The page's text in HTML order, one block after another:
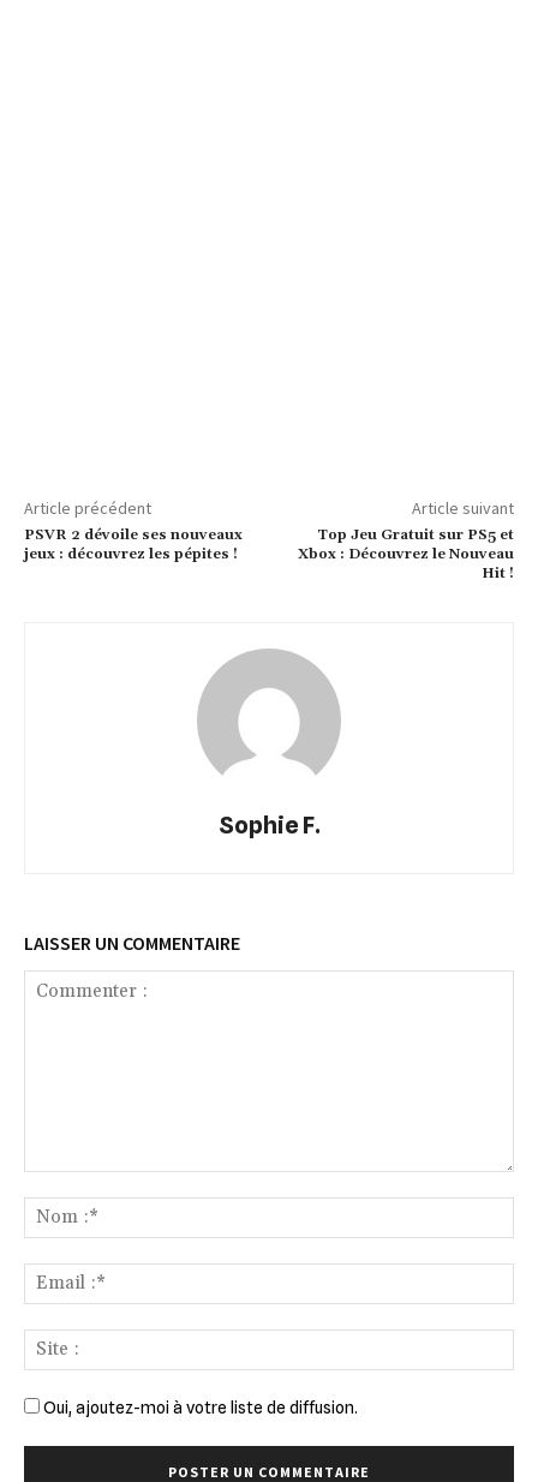
Article précédent
PSVR 2 dévoile ses nouveaux
jeux : découvrez les pépites !
Article suivant
Top Jeu Gratuit sur PS5 et
Xbox : Découvrez le Nouveau
Hit !
Sophie F.
LAISSER UN COMMENTAIRE
Oui, ajoutez-moi à votre liste de diffusion.